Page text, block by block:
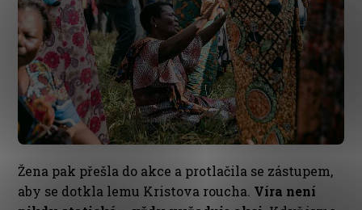
Žena pak přešla do akce a protlačila se zástupem,
aby se dotkla lemu Kristova roucha. Víra není